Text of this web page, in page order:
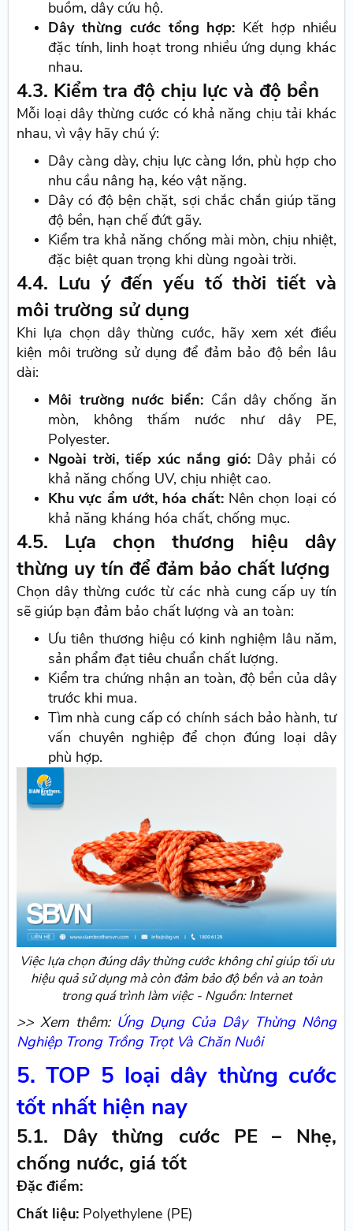
buồm, dây cứu hộ.
Dây thừng cước tổng hợp: Kết hợp nhiều
đặc tính, linh hoạt trong nhiều ứng dụng khác
nhau.
4.3. Kiểm tra độ chịu lực và độ bền
Mỗi loại dây thừng cước có khả năng chịu tải khác
nhau, vì vậy hãy chú ý:
Dây càng dày, chịu lực càng lớn, phù hợp cho
nhu cầu nâng hạ, kéo vật nặng.
Dây có độ bện chặt, sợi chắc chắn giúp tăng
độ bền, hạn chế đứt gãy.
Kiểm tra khả năng chống mài mòn, chịu nhiệt,
đặc biệt quan trọng khi dùng ngoài trời.
4.4. Lưu ý đến yếu tố thời tiết và
môi trường sử dụng
Khi lựa chọn dây thừng cước, hãy xem xét điều
kiện môi trường sử dụng để đảm bảo độ bền lâu
dài:
Môi trường nước biển: Cần dây chống ăn
mòn, không thấm nước như dây PE,
Polyester.
Ngoài trời, tiếp xúc nắng gió: Dây phải có
khả năng chống UV, chịu nhiệt cao.
Khu vực ẩm ướt, hóa chất: Nên chọn loại có
khả năng kháng hóa chất, chống mục.
4.5. Lựa chọn thương hiệu dây
thừng uy tín để đảm bảo chất lượng
Chọn dây thừng cước từ các nhà cung cấp uy tín
sẽ giúp bạn đảm bảo chất lượng và an toàn:
Ưu tiên thương hiệu có kinh nghiệm lâu năm,
sản phẩm đạt tiêu chuẩn chất lượng.
Kiểm tra chứng nhận an toàn, độ bền của dây
trước khi mua.
Tìm nhà cung cấp có chính sách bảo hành, tư
vấn chuyên nghiệp để chọn đúng loại dây
phù hợp.
Việc lựa chọn đúng dây thừng cước không chỉ giúp tối ưu
hiệu quả sử dụng mà còn đảm bảo độ bền và an toàn
trong quá trình làm việc - Nguồn: Internet
>> Xem thêm: Ứng Dụng Của Dây Thừng Nông
Nghiệp Trong Trồng Trọt Và Chăn Nuôi
5. TOP 5 loại dây thừng cước
tốt nhất hiện nay
5.1. Dây thừng cước PE – Nhẹ,
chống nước, giá tốt
Đặc điểm:
Chất liệu: Polyethylene (PE)